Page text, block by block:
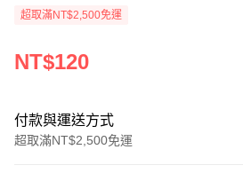
超取滿NT$2,500免運
NT$120
付款與運送方式
超取滿NT$2,500免運